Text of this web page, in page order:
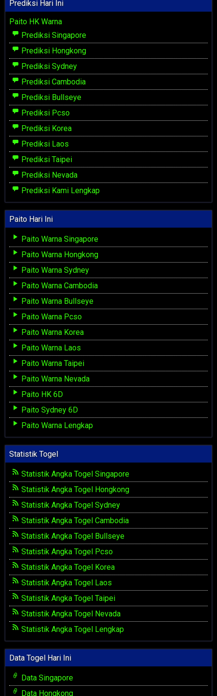
Prediksi Hari Ini
Paito HK Warna
Prediksi Singapore
Prediksi Hongkong
Prediksi Sydney
Prediksi Cambodia
Prediksi Bullseye
Prediksi Pcso
Prediksi Korea
Prediksi Laos
Prediksi Taipei
Prediksi Nevada
Prediksi Kami Lengkap
Paito Hari Ini
Paito Warna Singapore
Paito Warna Hongkong
Paito Warna Sydney
Paito Warna Cambodia
Paito Warna Bullseye
Paito Warna Pcso
Paito Warna Korea
Paito Warna Laos
Paito Warna Taipei
Paito Warna Nevada
Paito HK 6D
Paito Sydney 6D
Paito Warna Lengkap
Statistik Togel
Statistik Angka Togel Singapore
Statistik Angka Togel Hongkong
Statistik Angka Togel Sydney
Statistik Angka Togel Cambodia
Statistik Angka Togel Bullseye
Statistik Angka Togel Pcso
Statistik Angka Togel Korea
Statistik Angka Togel Laos
Statistik Angka Togel Taipei
Statistik Angka Togel Nevada
Statistik Angka Togel Lengkap
Data Togel Hari Ini
Data Singapore
Data Hongkong